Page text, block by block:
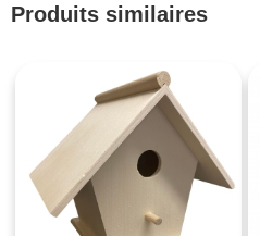
Produits similaires